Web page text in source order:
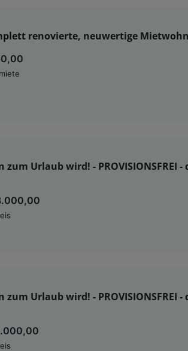
renovierte, neuwertige
zum Urlaub wird! - PROVISIONSFREI
zum Urlaub wird! - PROVISIONSFREI